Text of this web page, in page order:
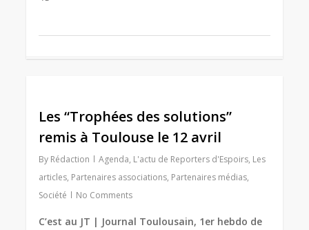
Les “Trophées des solutions”
remis à Toulouse le 12 avril
By Rédaction Agenda, L'actu de Reporters d'Espoirs, Les
articles, Partenaires associations, Partenaires médias,
Société
No Comments
C’est au JT | Journal Toulousain, 1er hebdo de